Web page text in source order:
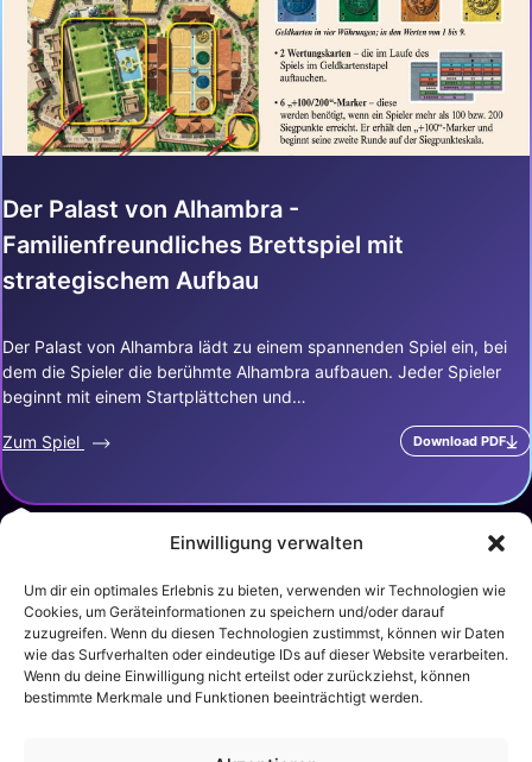
Einwilligung verwalten
Um dir ein optimales Erlebnis zu bieten, verwenden wir Technologien wie
Cookies, um Geräteinformationen zu speichern und/oder darauf
zuzugreifen. Wenn du diesen Technologien zustimmst, können wir Daten
wie das Surfverhalten oder eindeutige IDs auf dieser Website verarbeiten.
Wenn du deine Einwilligung nicht erteilst oder zurückziehst, können
bestimmte Merkmale und Funktionen beeinträchtigt werden.
Der Palast von Alhambra -
Familienfreundliches Brettspiel mit
strategischem Aufbau
Der Palast von Alhambra lädt zu einem spannenden Spiel ein, bei
dem die Spieler die berühmte Alhambra aufbauen. Jeder Spieler
beginnt mit einem Startplättchen und…
Zum Spiel Download PDF
Über UnsImpressumDatenschutzSitemap
Aktionsspiele
Gesellschaftsspiele